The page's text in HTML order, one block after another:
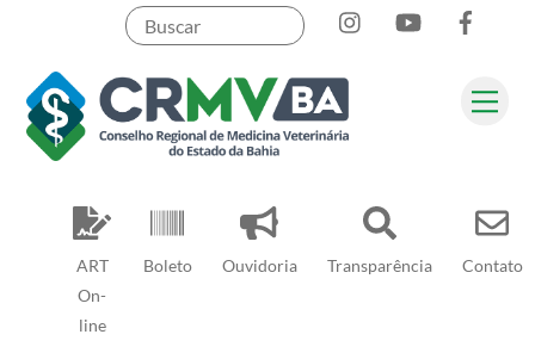
content
ART
On-
line
Boleto Ouvidoria Transparência Contato
InstagramYouTube
Pesquisar